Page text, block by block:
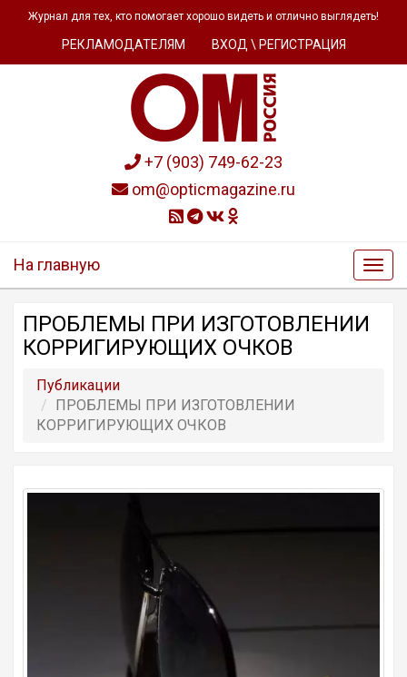
Журнал для тех, кто помогает хорошо видеть и отлично выглядеть!
РЕКЛАМОДАТЕЛЯМ ВХОД \ РЕГИСТРАЦИЯ
+7 (903) 749-62-23
om@opticmagazine.ru
На главную
ПРОБЛЕМЫ ПРИ ИЗГОТОВЛЕНИИ
КОРРИГИРУЮЩИХ ОЧКОВ
Публикации
ПРОБЛЕМЫ ПРИ ИЗГОТОВЛЕНИИ
КОРРИГИРУЮЩИХ ОЧКОВ